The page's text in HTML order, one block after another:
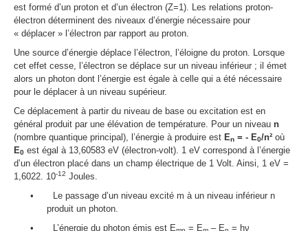
est formé d’un proton et d’un électron (Z=1). Les relations proton-
électron déterminent des niveaux d’énergie nécessaire pour
« déplacer » l’électron par rapport au proton.
Une source d’énergie déplace l’électron, l’éloigne du proton. Lorsque
cet effet cesse, l’électron se déplace sur un niveau inférieur ; il émet
alors un photon dont l’énergie est égale à celle qui a été nécessaire
pour le déplacer à un niveau supérieur.
Ce déplacement à partir du niveau de base ou excitation est en
général produit par une élévation de température. Pour un niveau n
(nombre quantique principal), l’énergie à produire est En = - E0/n² où
E0 est égal à 13,60583 eV (électron-volt). 1 eV correspond à l’énergie
d’un électron placé dans un champ électrique de 1 Volt. Ainsi, 1 eV =
1,6022. 10-12 Joules.
•
Le passage d’un niveau excité m à un niveau inférieur n
produit un photon.
•
L’énergie du photon émis est E = E – E = hν